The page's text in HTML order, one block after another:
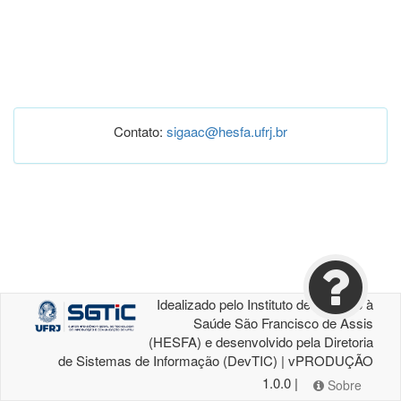
Contato: sigaac@hesfa.ufrj.br
Idealizado pelo Instituto de Atenção à
Saúde São Francisco de Assis
(HESFA) e desenvolvido pela Diretoria
de Sistemas de Informação (DevTIC) | vPRODUÇÃO
1.0.0 |
Sobre